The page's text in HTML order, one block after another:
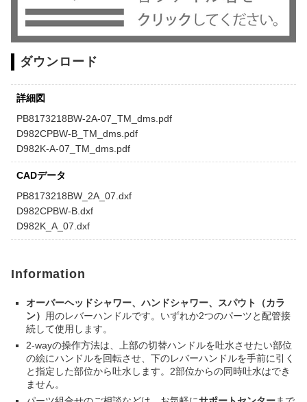
ダウンロード
詳細図
PB8173218BW-2A-07_TM_dms.pdf
D982CPBW-B_TM_dms.pdf
D982K-A-07_TM_dms.pdf
CADデータ
PB8173218BW_2A_07.dxf
D982CPBW-B.dxf
D982K_A_07.dxf
Information
オーバーヘッドシャワー、ハンドシャワー、
スパウト（カラ
ン）
用のレバーハンドルです。いずれか2つのパーツと配管接
続して使用します。
2-wayの操作方法は、上部の切替ハンドルを吐水させたい部位
の絵にハンドルを回転させ、下のレバーハンドルを手前に引く
と指定した部位から吐水します。2部位からの同時吐水はでき
ません。